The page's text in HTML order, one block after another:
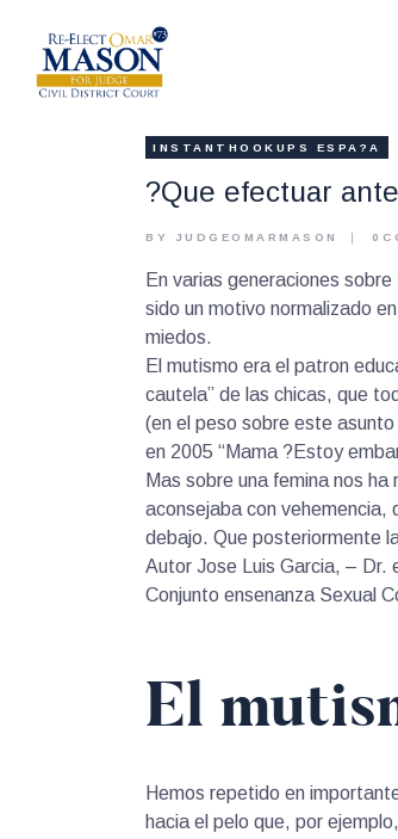
INSTANTHOOKUPS ESPA?A
?Que efectuar
BY JUDGEOMARMASON 0
En varias generaciones
sido un motivo normalizado
miedos.
El mutismo era el patron
cautela” de las chicas, que
(en el peso sobre este
en 2005 “Mama ?Estoy
Mas sobre una femina nos
aconsejaba con vehemencia,
debajo. Que posteriormente
Autor Jose Luis Garcia, – Dr.
Conjunto ensenanza Sexual
El
Hemos repetido en
hacia el pelo que, por